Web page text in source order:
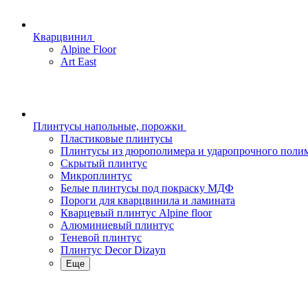
Кварцвинил
Alpine Floor
Art East
Плинтусы напольные, порожки
Пластиковые плинтусы
Плинтусы из дюрополимера и ударопрочного
Скрытый плинтус
Микроплинтус
Белые плинтусы под покраску МДФ
Пороги для кварцвинила и ламината
Кварцевый плинтус Alpine floor
Алюминиевый плинтус
Теневой плинтус
Плинтус Decor Dizayn
Еще